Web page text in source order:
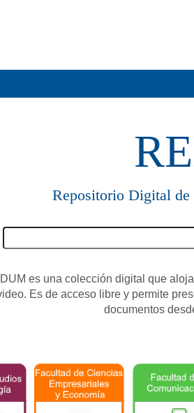
Repositorio Digital
es una colección digital que
Es de acceso libre y permite
documentos